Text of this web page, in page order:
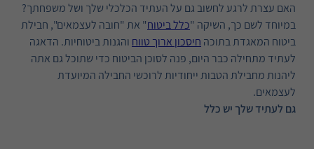
האם עצרת לרגע לחשוב גם על העתיד הכלכלי שלך ושל משפחתך?
במיוחד לשם כך, השיקה "כלל ביטוח" את "חובה לעצמאים", חבילת
ביטוח המאגדת בתוכה חיסכון ארוך טווח והגנות ביטוחיות. הדאגה
לעתיד מתחילה כבר היום, פנה לסוכן הביטוח כדי שתוכל גם אתה
ליהנות מחבילת הטבות ייחודיות לרוכשי החבילה המיועדת
לעצמאים.
גם לעתיד שלך יש כלל